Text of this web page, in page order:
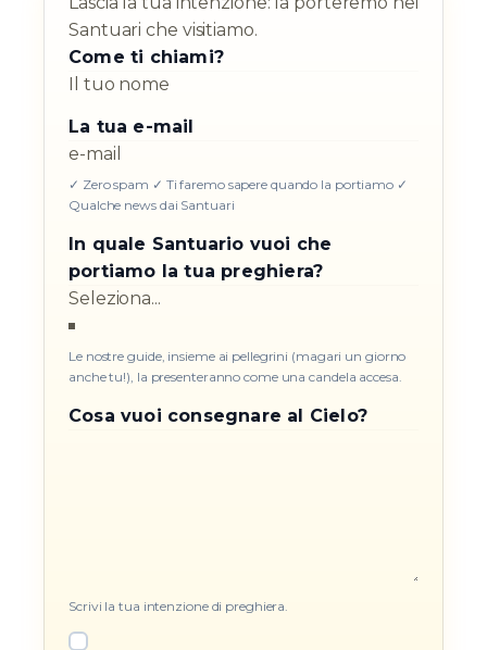
Santuari che visitiamo.
Come ti chiami?
La tua e-mail
✓ Zero spam ✓ Ti faremo sapere quando la portiamo ✓
Qualche news dai Santuari
In quale Santuario vuoi che
portiamo la tua preghiera?
Le nostre guide, insieme ai pellegrini (magari un giorno
anche tu!), la presenteranno come una candela accesa.
Cosa vuoi consegnare al Cielo?
Scrivi la tua intenzione di preghiera.